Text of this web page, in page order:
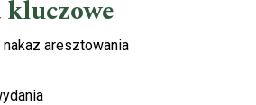
kluczowe
aresztowania